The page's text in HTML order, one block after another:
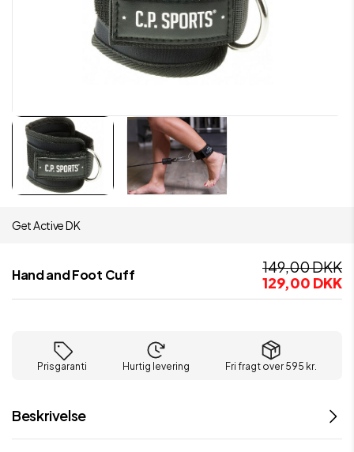
Get Active DK
Hand and Foot Cuff
149,00 DKK
129,00 DKK
Prisgaranti Hurtig levering Fri fragt over 595 kr.
Beskrivelse